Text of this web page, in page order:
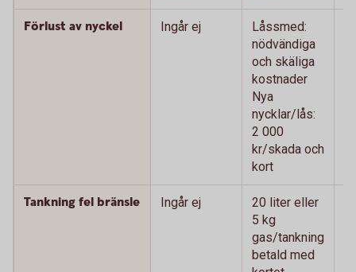
Förlust av nyckel Ingår ej
Låssmed:
nödvändiga
och skäliga
kostnader
Nya
nycklar/lås:
2 000
kr/skada och
kort
Tankning fel bränsle Ingår ej
20 liter eller
5 kg
gas/tankning
betald med